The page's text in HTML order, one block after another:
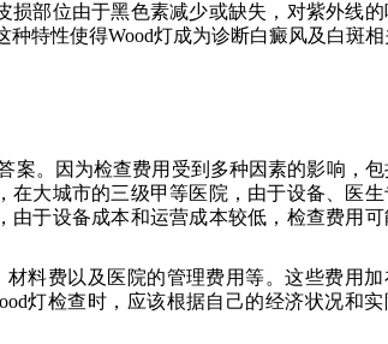
部位由于黑色素减少或缺失，对紫外线的
特性使得Wood灯成为诊断白癜风及白斑
案。因为检查费用受到多种因素的影响，包
在大城市的三级甲等医院，由于设备、医生
于设备成本和运营成本较低，检查费用可
料费以及医院的管理费用等。这些费用加
灯检查时，应该根据自己的经济状况和实